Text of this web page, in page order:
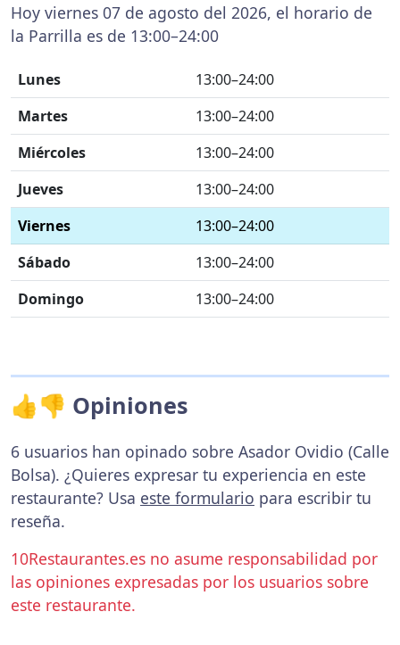
Hoy viernes 07 de agosto del 2026, el horario de
la Parrilla es de 13:00–24:00
Lunes
13:00–24:00
Martes
13:00–24:00
Miércoles
13:00–24:00
Jueves
13:00–24:00
Viernes
13:00–24:00
Sábado
13:00–24:00
Domingo
13:00–24:00
👍👎 Opiniones
6 usuarios han opinado sobre Asador Ovidio (Calle
Bolsa). ¿Quieres expresar tu experiencia en este
restaurante? Usa este formulario para escribir tu
reseña.
10Restaurantes.es no asume responsabilidad por
las opiniones expresadas por los usuarios sobre
este restaurante.